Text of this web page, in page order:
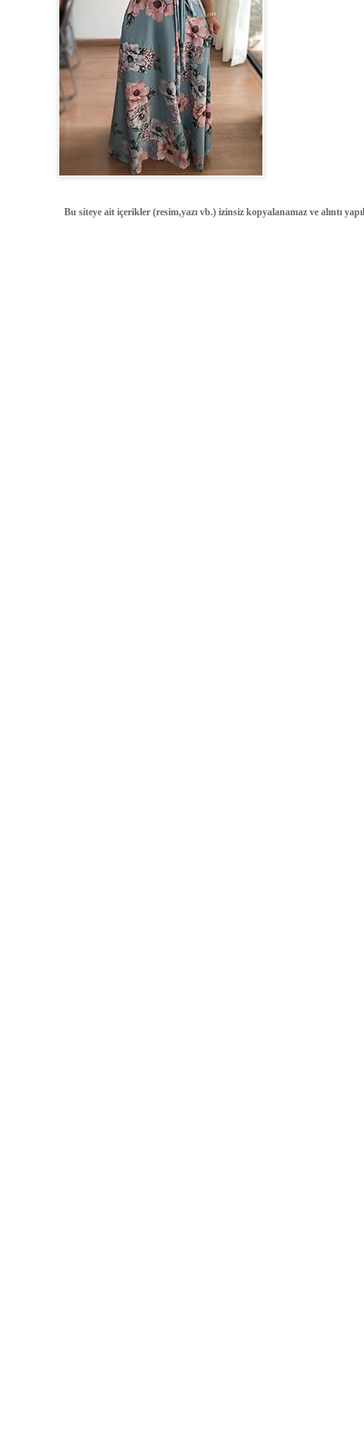
Bu siteye ait içerikler (resim,yazı vb.) izinsiz kopyalanamaz ve alıntı